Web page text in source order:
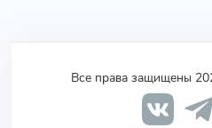
Все права защищены